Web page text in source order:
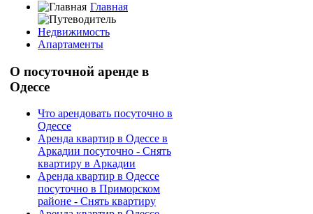
Главная
Недвижимость
Апартаменты
О посуточной аренде в
Одессе
Что арендовать посуточно в
Одессе
Аренда квартир в Одессе в
Аркадии посуточно - Снять
квартиру в Аркадии
Аренда квартир в Одессе
посуточно в Приморском
районе - Снять квартиру